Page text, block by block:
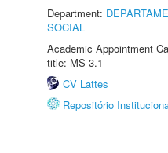
Department:
SOCIAL
Academic Appointment
title: MS-3.1
CV Lattes
Repositório